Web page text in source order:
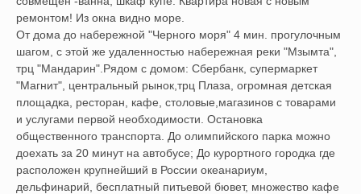
ремонтом! Из окна видно море.
От дома до набережной "Черного моря" 4 мин. прогулочным
шагом, с этой же удаленностью набережная реки "Мзымта",
трц "Мандарин".Рядом с домом: Сбербанк, супермаркет
"Магнит", центральный рынок,трц Плаза, огромная детская
площадка, ресторан, кафе, столовые,магазинов с товарами
и услугами первой необходимости. Остановка
общественного транспорта. До олимпийского парка можно
доехать за 20 минут на автобусе; До курортного городка где
расположен крупнейший в России океанариум,
дельфинарий, бесплатный питьевой бювет, множество кафе